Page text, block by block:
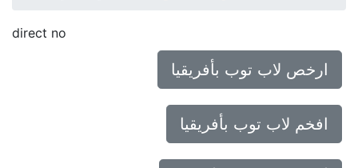
direct no
ارخص لاب توب بأفريقيا
افخم لاب توب بأفريقيا